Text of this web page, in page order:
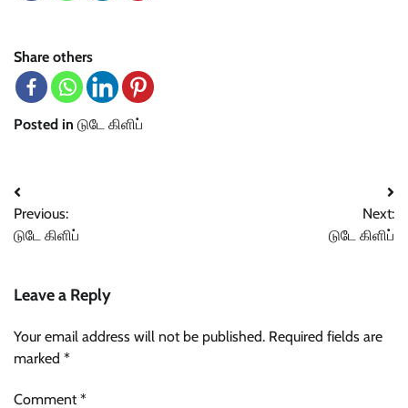
Share others
Posted in டுடே கிளிப்
Post
navigation
Previous:
டுடே கிளிப்
Next:
டுடே கிளிப்
Leave a Reply
Your email address will not be published. Required fields are
marked *
Comment*